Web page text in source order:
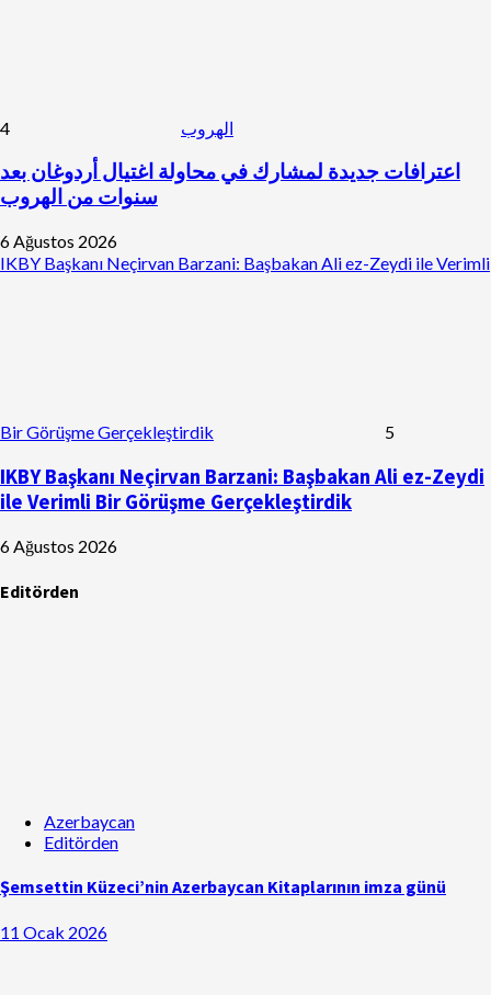
الهروب 4
اعترافات جديدة لمشارك في محاولة اغتيال أردوغان بعد
سنوات من الهروب
6 Ağustos 2026
IKBY Başkanı Neçirvan Barzani: Başbakan Ali ez-Zeydi ile Verimli
Bir Görüşme Gerçekleştirdik 5
IKBY Başkanı Neçirvan Barzani: Başbakan Ali ez-Zeydi
ile Verimli Bir Görüşme Gerçekleştirdik
6 Ağustos 2026
Editörden
Azerbaycan
Editörden
Şemsettin Küzeci’nin Azerbaycan Kitaplarının imza günü
11 Ocak 2026